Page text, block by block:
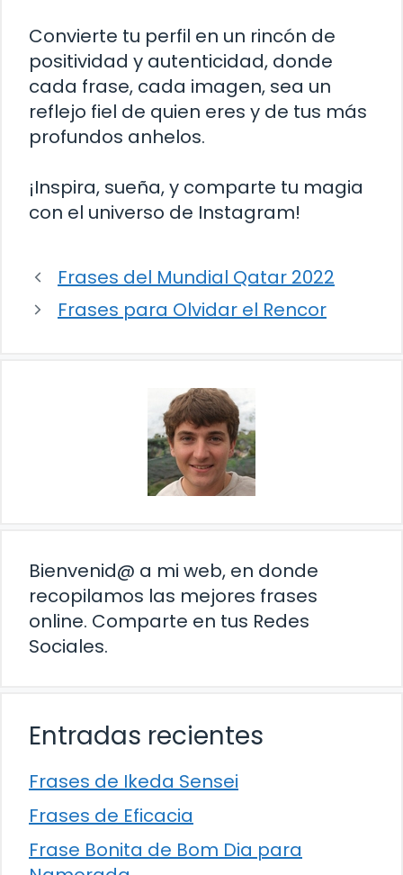
Convierte tu perfil en un rincón de
positividad y autenticidad, donde
cada frase, cada imagen, sea un
reflejo fiel de quien eres y de tus más
profundos anhelos.
¡Inspira, sueña, y comparte tu magia
con el universo de Instagram!
Frases del Mundial Qatar 2022
Frases para Olvidar el Rencor
Bienvenid@ a mi web, en donde
recopilamos las mejores frases
online. Comparte en tus Redes
Sociales.
Entradas recientes
Frases de Ikeda Sensei
Frases de Eficacia
Frase Bonita de Bom Dia para